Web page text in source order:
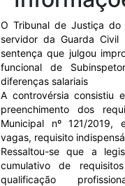
O Tribunal de Justiça do
servidor da Guarda
sentença que julgou
funcional de
diferenças salariais
A controvérsia consistiu
preenchimento dos
Municipal nº 121/2019,
vagas, requisito
Ressaltou-se que a
cumulativo de
qualificação